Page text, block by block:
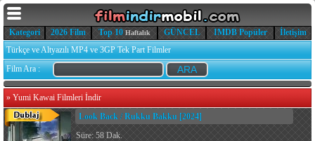
Kategori 2026 Film Top 10 Haftalık GÜNCEL IMDB Popüler
İletişim
Türkçe ve Altyazılı MP4 ve 3GP Tek Part Filmler
Film Ara :
» Yumi Kawai Filmleri İndir
Look Back / Rukku Bakku [2024]
Süre: 58 Dak.